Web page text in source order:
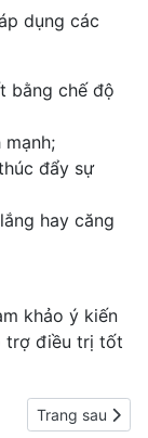
dụng các
bằng chế độ
đẩy sự
hay căng
khảo ý kiến
trợ điều trị tốt
phải ai cũng biết
Next article:
Trang sau